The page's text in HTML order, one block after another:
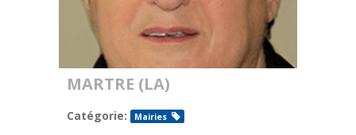
MARTRE (LA)
Catégorie: Mairies